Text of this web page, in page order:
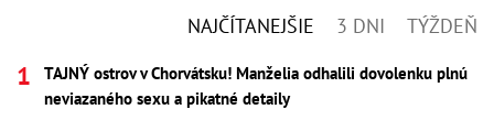
NAJČÍTANEJŠIE 3 DNI TÝŽDEŇ
TAJNÝ ostrov v Chorvátsku! Manželia odhalili dovolenku plnú
neviazaného sexu a pikatné detaily